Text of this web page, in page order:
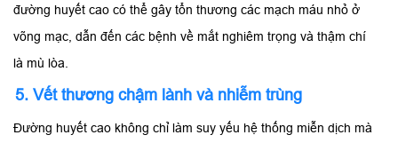
đường huyết cao có thể gây tổn thương các mạch máu nhỏ ở
võng mạc, dẫn đến các bệnh về mắt nghiêm trọng và thậm chí
là mù lòa.
5. Vết thương chậm lành và nhiễm trùng
Đường huyết cao không chỉ làm suy yếu hệ thống miễn dịch mà